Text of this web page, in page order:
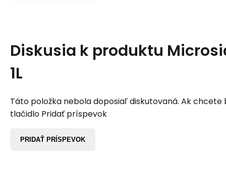
Diskusia k produktu
1L
Táto položka nebola doposiaľ diskutovaná. Ak chcete
tlačidlo Pridať príspevok
PRIDAŤ PRÍSPEVOK